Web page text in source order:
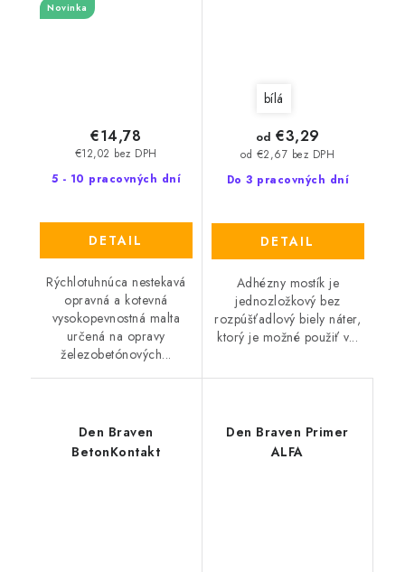
Novinka
5 - 10 pracovných dní
€12,02 bez DPH
€14,78
DETAIL
Rýchlotuhnúca nestekavá
opravná a kotevná
vysokopevnostná malta
určená na opravy
železobetónových...
bílá
Do 3 pracovných dní
od €2,67 bez DPH
od €3,29
DETAIL
Adhézny mostík je
jednozložkový bez
rozpúšťadlový biely náter,
ktorý je možné použiť v...
Den Braven
BetonKontakt
Den Braven Primer
ALFA